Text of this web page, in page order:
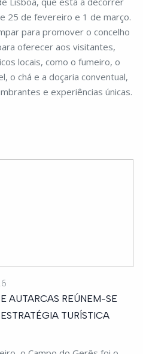
25 de fevereiro e 1 de março.
para promover o concelho
oferecer aos visitantes,
locais, como o fumeiro, o
o chá e a doçaria conventual,
e experiências únicas.
AUTARCAS REÚNEM-SE
TURÍSTICA